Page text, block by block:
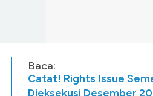
Baca:
Catat! Rights Issue
Dieksekusi Desember